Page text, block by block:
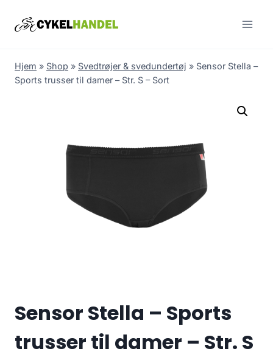
Hjem » Shop » Svedtrøjer & svedundertøj » Sensor Stella –
Sports trusser til damer – Str. S – Sort
Sensor Stella – Sports
trusser til damer – Str. S